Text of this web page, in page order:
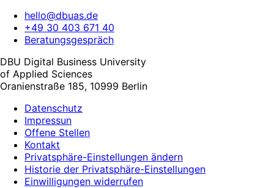
hello@dbuas.de
+49 30 403 671 40
Beratungsgespräch
DBU Digital Business University
of Applied Sciences
Oranienstraße 185, 10999 Berlin
Datenschutz
Impressun
Offene Stellen
Kontakt
Privatsphäre-Einstellungen ändern
Historie der Privatsphäre-Einstellungen
Einwilligungen widerrufen